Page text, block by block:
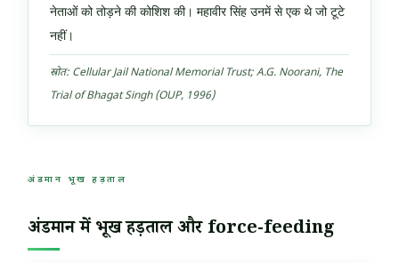
नेताओं को तोड़ने की कोशिश की। महावीर सिंह उनमें से एक थे जो टूटे
नहीं।
स्रोत: Cellular Jail National Memorial Trust; A.G. Noorani, The
Trial of Bhagat Singh (OUP, 1996)
अंडमान भूख हड़ताल
अंडमान में भूख हड़ताल और force-feeding